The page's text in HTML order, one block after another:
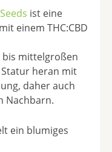
ist eine
einem THC:CBD
bis mittelgroßen
heran mit
daher auch
Nachbarn.
ein blumiges